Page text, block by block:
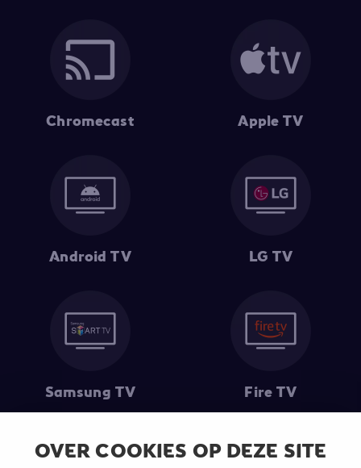
OVER COOKIES OP DEZE SITE
Chromecast Apple TV
Android TV LG TV
Samsung TV Fire TV